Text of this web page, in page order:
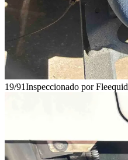
19/91Inspeccionado por Fleequid